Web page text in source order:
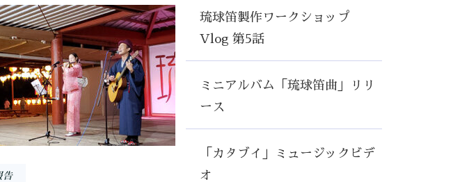
告
琉球笛製作ワークショップ
Vlog 第5話
ミニアルバム「琉球笛曲」リリ
ース
「カタブイ」ミュージックビデ
オ